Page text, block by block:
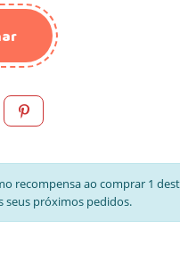
recompensa ao comprar 1
seus próximos pedidos.